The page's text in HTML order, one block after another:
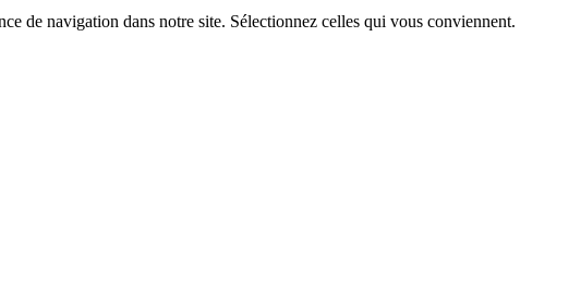
de navigation dans notre site. Sélectionnez celles qui vous conviennent.